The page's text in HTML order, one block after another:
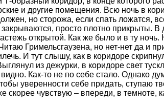
и другие помещения. Всю ночь в
но сторожа, если спать ложатся,
просто плотно прикрыты. В
открытой. Как же было и в ту ночь.
Гримельсгаузена, но нет-нет да и
И тут слышу, как в коридоре
из дежурки, в коридоре свет
Как-то не по себе стало. Однако
уверенности себе придать, ступаю
скорее чувствую – впереди, в темноте,